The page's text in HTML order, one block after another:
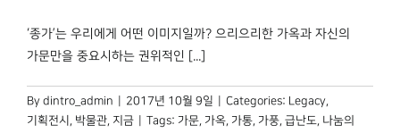
‘종가’는 우리에게 어떤 이미지일까? 으리으리한 가옥과 자신의
가문만을 중요시하는 권위적인 [...]
By dintro_admin 2017년 10월 9일 Categories: Legacy,
기획전시 , 박물관, 지금 Tags: 가문, 가옥, 가통, 가풍, 급난도, 나눔의